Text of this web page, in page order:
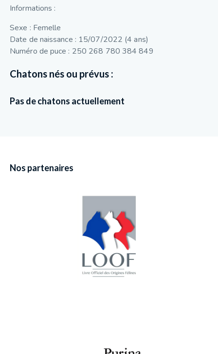
Informations :
Sexe : Femelle
Date de naissance : 15/07/2022 (4 ans)
Numéro de puce : 250 268 780 384 849
Chatons nés ou prévus :
Pas de chatons actuellement
Nos partenaires